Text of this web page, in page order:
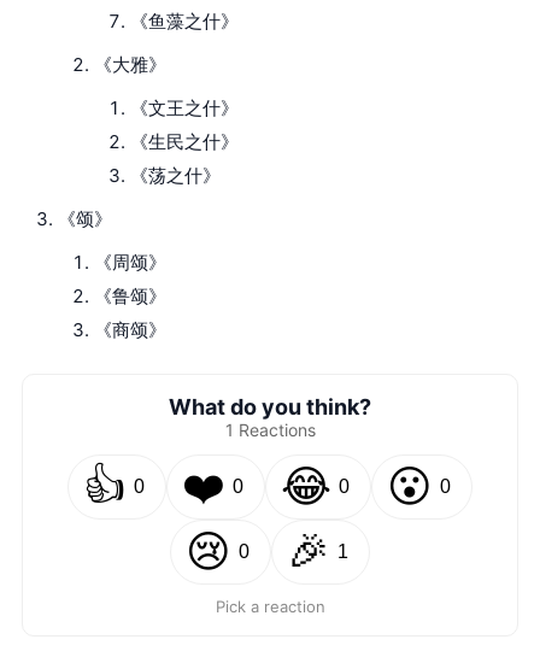
《鱼藻之什》
《大雅》
《文王之什》
《生民之什》
《荡之什》
《颂》
《周颂》
《鲁颂》
《商颂》
What do you think?
1 Reactions
👍 0 ❤️ 0 😂 0 😮 0
😢 0 🎉 1
Pick a reaction